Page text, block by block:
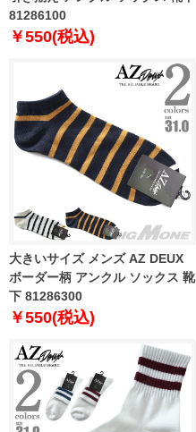
81286100
￥550(税込)
大きいサイズ メンズ AZ DEUX
ボーダー柄 アンクル ソックス 靴
下 81286300
￥550(税込)